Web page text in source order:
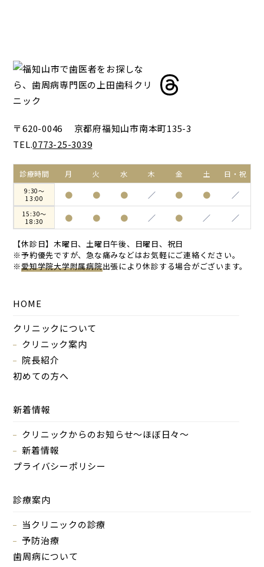
〒620-0046 京都府福知山市南本町135-3
TEL.0773-25-3039
診療時間 月 火 水 木 金 土 日・祝
9:30～
13:00
● ● ● ／ ● ● ／
15:30～
18:30
● ● ● ／ ● ／ ／
【休診日】木曜日、土曜日午後、日曜日、祝日
※予約優先ですが、急な痛みなどはお気軽にご連絡ください。
※愛知学院大学附属病院出張により休診する場合がございます。
HOME
クリニックについて
クリニック案内
院長紹介
初めての方へ
新着情報
クリニックからのお知らせ～ほぼ日々～
新着情報
プライバシーポリシー
診療案内
当クリニックの診療
予防治療
歯周病について